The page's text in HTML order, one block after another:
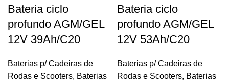
Bateria ciclo
profundo AGM/GEL
12V 39Ah/C20
Baterias p/ Cadeiras de
Rodas e Scooters, Baterias
Bateria ciclo
profundo AGM/GEL
12V 53Ah/C20
Baterias p/ Cadeiras de
Rodas e Scooters, Baterias